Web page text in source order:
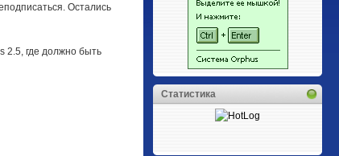
Остались
2.5, где должно быть
Статистика